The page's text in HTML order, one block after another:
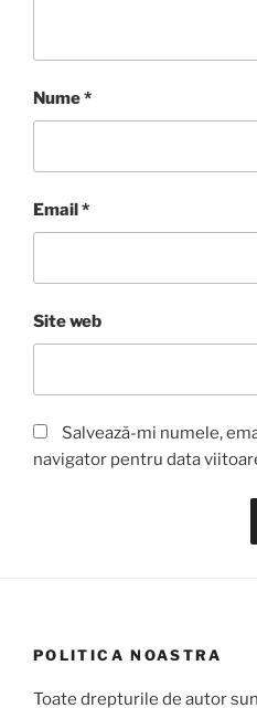
Nume*
Email*
Site web
Salvează-mi numele,
navigator pentru data
POLITICA NOASTRA
Toate drepturile de autor